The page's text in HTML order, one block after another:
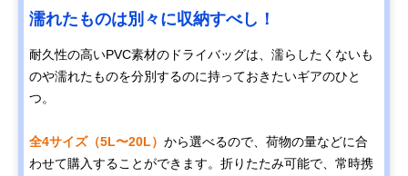
濡れたものは別々に収納すべし！
耐久性の高いPVC素材のドライバッグは、濡らしたくないも
のや濡れたものを分別するのに持っておきたいギアのひと
つ。
全4サイズ（5L〜20L） から選べるので、荷物の量などに合
わせて購入することができます。折りたたみ可能で、常時携